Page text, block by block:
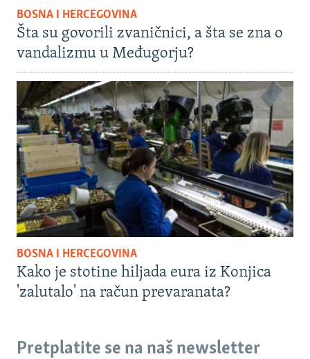
BOSNA I HERCEGOVINA
Šta su govorili zvaničnici, a šta se zna o
vandalizmu u Međugorju?
BOSNA I HERCEGOVINA
Kako je stotine hiljada eura iz Konjica
'zalutalo' na račun prevaranata?
Pretplatite se na naš newsletter